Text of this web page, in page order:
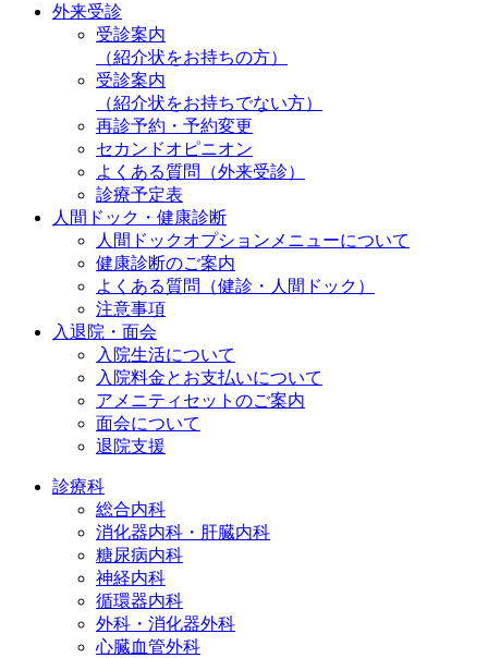
外来受診
受診案内
（紹介状をお持ちの方）
受診案内
（紹介状をお持ちでない方）
再診予約・予約変更
セカンドオピニオン
よくある質問（外来受診）
診療予定表
人間ドック・健康診断
人間ドックオプションメニューについて
健康診断のご案内
よくある質問（健診・人間ドック）
注意事項
入退院・面会
入院生活について
入院料金とお支払いについて
アメニティセットのご案内
面会について
退院支援
診療科
総合内科
消化器内科・肝臓内科
糖尿病内科
神経内科
循環器内科
外科・消化器外科
心臓血管外科